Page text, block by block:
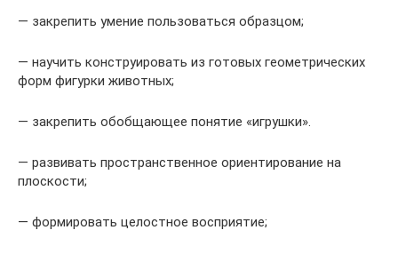
— закрепить умение пользоваться образцом;
— научить конструировать из готовых геометрических
форм фигурки животных;
— закрепить обобщающее понятие «игрушки».
— развивать пространственное ориентирование на
плоскости;
— формировать целостное восприятие;